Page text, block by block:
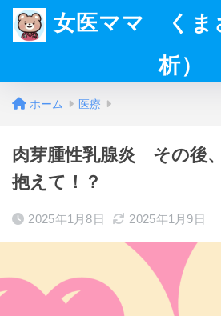
女医ママ くま
析）
ホーム 医療
肉芽腫性乳腺炎 その後
抱えて！？
2025年1月8日 2025年1月9日